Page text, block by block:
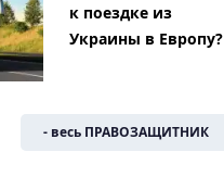
к поездке из
Украины в Европу?
- весь ПРАВОЗАЩИТНИК